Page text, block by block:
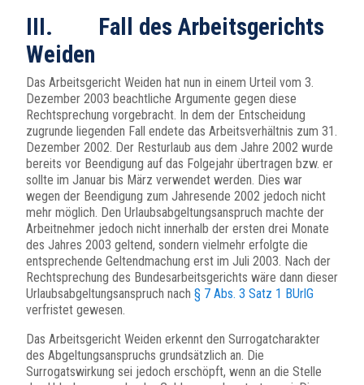
III. Fall des Arbeitsgerichts
Weiden
Das Arbeitsgericht Weiden hat nun in einem Urteil vom 3.
Dezember 2003 beachtliche Argumente gegen diese
Rechtsprechung vorgebracht. In dem der Entscheidung
zugrunde liegenden Fall endete das Arbeitsverhältnis zum 31.
Dezember 2002. Der Resturlaub aus dem Jahre 2002 wurde
bereits vor Beendigung auf das Folgejahr übertragen bzw. er
sollte im Januar bis März verwendet werden. Dies war
wegen der Beendigung zum Jahresende 2002 jedoch nicht
mehr möglich. Den Urlaubsabgeltungsanspruch machte der
Arbeitnehmer jedoch nicht innerhalb der ersten drei Monate
des Jahres 2003 geltend, sondern vielmehr erfolgte die
entsprechende Geltendmachung erst im Juli 2003. Nach der
Rechtsprechung des Bundesarbeitsgerichts wäre dann dieser
Urlaubsabgeltungsanspruch nach § 7 Abs. 3 Satz 1 BUrlG
verfristet gewesen.
Das Arbeitsgericht Weiden erkennt den Surrogatcharakter
des Abgeltungsanspruchs grundsätzlich an. Die
Surrogatswirkung sei jedoch erschöpft, wenn an die Stelle